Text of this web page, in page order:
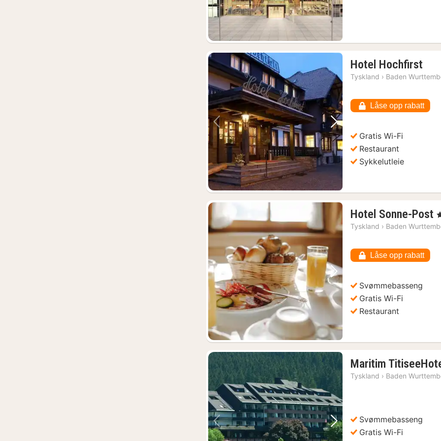
Forrige bilde Neste bilde
Hotel Hochfirst
natt
1622
kr.
Tyskland › Baden
Låse opp rabatt
Gratis Wi-Fi
Restaurant
Sykkelutleie
Forrige bilde Neste bilde
Hotel Sonne-Post ,
Tyskland › Baden
Låse opp rabatt
Svømmebasseng
Gratis Wi-Fi
Restaurant
Forrige bilde Neste bilde
Maritim
Tyskland › Baden
Svømmebasseng
Gratis Wi-Fi